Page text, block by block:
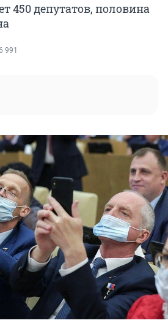
450 депутатов, половина
991